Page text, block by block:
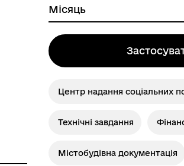
Центр надання соціальних
Технічні завдання
Містобудівна документація